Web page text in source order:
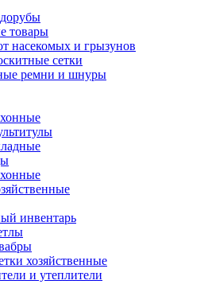
товары
насекомых и грызунов
сетки
ремни и шнуры
инвентарь
хозяйственные
и утеплители